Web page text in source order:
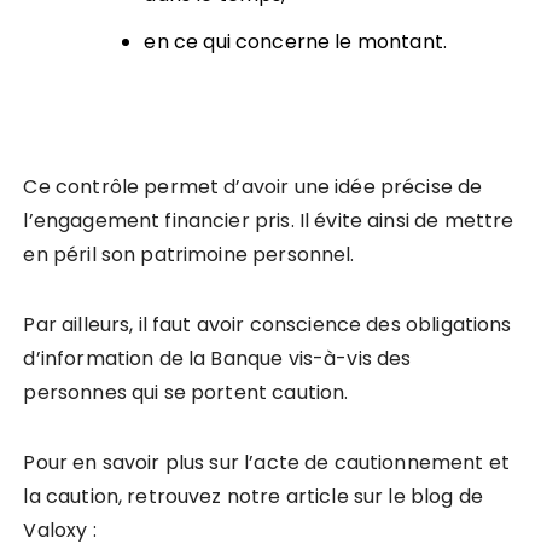
en ce qui concerne le montant.
Ce contrôle permet d’avoir une idée précise de
l’engagement financier pris. Il évite ainsi de mettre
en péril son patrimoine personnel.
Par ailleurs, il faut avoir conscience des obligations
d’information de la Banque vis-à-vis des
personnes qui se portent caution.
Pour en savoir plus sur l’acte de cautionnement et
la caution, retrouvez notre article sur le blog de
Valoxy :